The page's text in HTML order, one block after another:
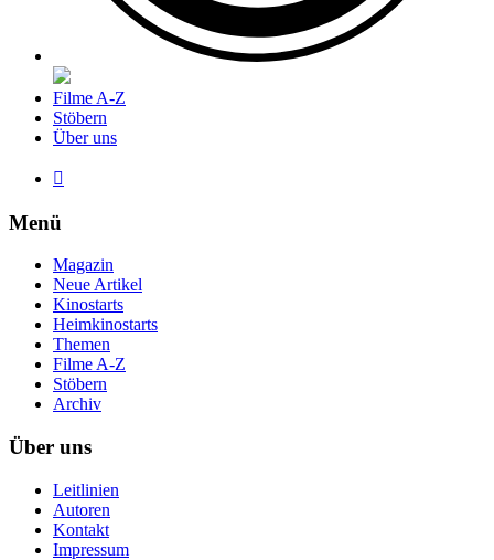
Filme A-Z
Stöbern
Über uns

Menü
Magazin
Neue Artikel
Kinostarts
Heimkinostarts
Themen
Filme A-Z
Stöbern
Archiv
Über uns
Leitlinien
Autoren
Kontakt
Impressum